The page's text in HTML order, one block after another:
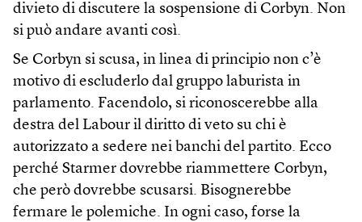
divieto di discutere la sospensione di Corbyn. Non
si può andare avanti così.
Se Corbyn si scusa, in linea di principio non c’è
motivo di escluderlo dal gruppo laburista in
parlamento. Facendolo, si riconoscerebbe alla
destra del Labour il diritto di veto su chi è
autorizzato a sedere nei banchi del partito. Ecco
perché Starmer dovrebbe riammettere Corbyn,
che però dovrebbe scusarsi. Bisognerebbe
fermare le polemiche. In ogni caso, forse la